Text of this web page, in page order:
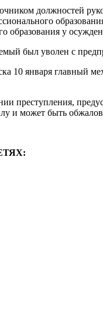
должностей
образования у
был уволен с
10 января главный
преступления,
и может быть